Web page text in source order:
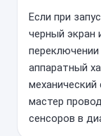
Если при
черный экран
аппаратный
мастер
сенсоров в